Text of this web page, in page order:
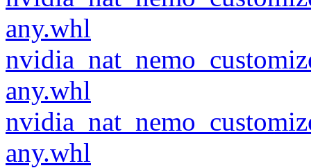
any.whl
any.whl
any.whl